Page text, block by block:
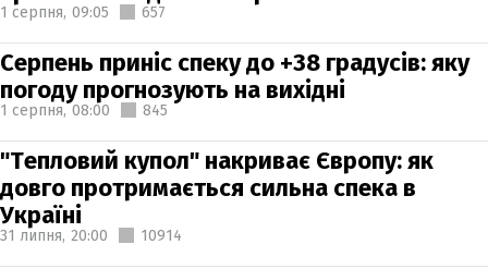
1 серпня, 09:05 657
Серпень приніс спеку до +38 градусів: яку
погоду прогнозують на вихідні
1 серпня, 08:00 845
"Тепловий купол" накриває Європу: як
довго протримається сильна спека в
Україні
31 липня, 20:00 10914